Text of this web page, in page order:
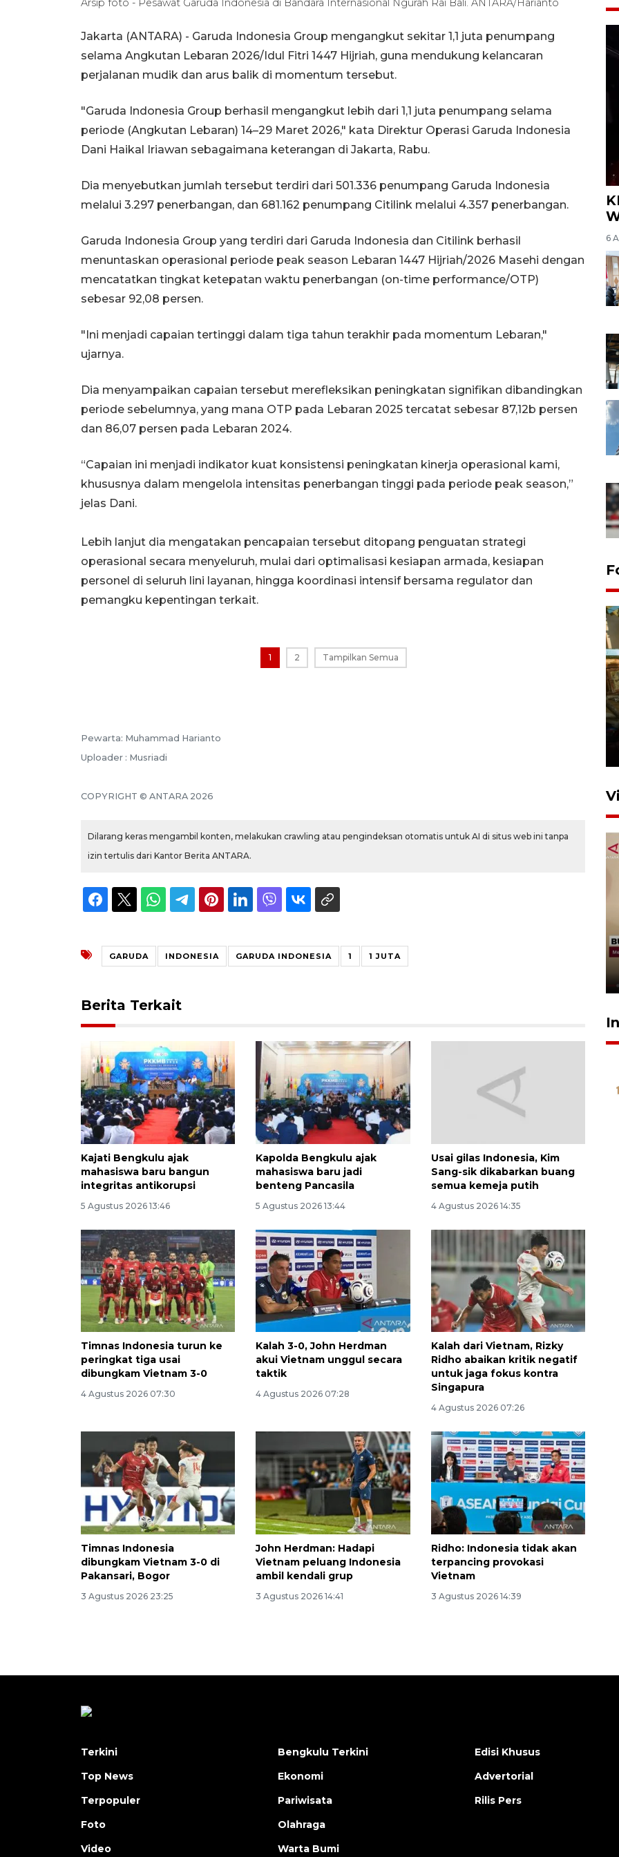
Arsip foto - Pesawat Garuda Indonesia di Bandara Internasional Ngurah Rai Bali. ANTARA/Harianto
Jakarta (ANTARA) - Garuda Indonesia Group mengangkut sekitar 1,1 juta penumpang
selama Angkutan Lebaran 2026/Idul Fitri 1447 Hijriah, guna mendukung kelancaran
perjalanan mudik dan arus balik di momentum tersebut.
"Garuda Indonesia Group berhasil mengangkut lebih dari 1,1 juta penumpang selama
periode (Angkutan Lebaran) 14–29 Maret 2026," kata Direktur Operasi Garuda Indonesia
Dani Haikal Iriawan sebagaimana keterangan di Jakarta, Rabu.
Dia menyebutkan jumlah tersebut terdiri dari 501.336 penumpang Garuda Indonesia
melalui 3.297 penerbangan, dan 681.162 penumpang Citilink melalui 4.357 penerbangan.
Garuda Indonesia Group yang terdiri dari Garuda Indonesia dan Citilink berhasil
menuntaskan operasional periode peak season Lebaran 1447 Hijriah/2026 Masehi dengan
mencatatkan tingkat ketepatan waktu penerbangan (on-time performance/OTP)
sebesar 92,08 persen.
"Ini menjadi capaian tertinggi dalam tiga tahun terakhir pada momentum Lebaran,"
ujarnya.
Dia menyampaikan capaian tersebut merefleksikan peningkatan signifikan dibandingkan
periode sebelumnya, yang mana OTP pada Lebaran 2025 tercatat sebesar 87,12b persen
dan 86,07 persen pada Lebaran 2024.
“Capaian ini menjadi indikator kuat konsistensi peningkatan kinerja operasional kami,
khususnya dalam mengelola intensitas penerbangan tinggi pada periode peak season,”
jelas Dani.
Lebih lanjut dia mengatakan pencapaian tersebut ditopang penguatan strategi
operasional secara menyeluruh, mulai dari optimalisasi kesiapan armada, kesiapan
personel di seluruh lini layanan, hingga koordinasi intensif bersama regulator dan
pemangku kepentingan terkait.
1 2 Tampilkan Semua
Pewarta: Muhammad Harianto
Uploader : Musriadi
COPYRIGHT © ANTARA 2026
Dilarang keras mengambil konten, melakukan crawling atau pengindeksan otomatis untuk AI di situs web ini tanpa
izin tertulis dari Kantor Berita ANTARA.
GARUDA INDONESIA GARUDA INDONESIA 1 1 JUTA
Berita Terkait
Kajati Bengkulu ajak
mahasiswa baru bangun
integritas antikorupsi
5 Agustus 2026 13:46
Kapolda Bengkulu ajak
mahasiswa baru jadi
benteng Pancasila
5 Agustus 2026 13:44
Usai gilas Indonesia, Kim
Sang-sik dikabarkan buang
semua kemeja putih
4 Agustus 2026 14:35
Timnas Indonesia turun ke
peringkat tiga usai
dibungkam Vietnam 3-0
4 Agustus 2026 07:30
Kalah 3-0, John Herdman
akui Vietnam unggul secara
taktik
4 Agustus 2026 07:28
Kalah dari Vietnam, Rizky
Ridho abaikan kritik negatif
untuk jaga fokus kontra
Singapura
4 Agustus 2026 07:26
Timnas Indonesia
dibungkam Vietnam 3-0 di
Pakansari, Bogor
3 Agustus 2026 23:25
John Herdman: Hadapi
Vietnam peluang Indonesia
ambil kendali grup
3 Agustus 2026 14:41
Ridho: Indonesia tidak akan
terpancing provokasi
Vietnam
3 Agustus 2026 14:39
6
rampung - VIDEO
Vaksin HPV untuk siswa laki-
laki
2026-08-06 06:30:00
Terkini
Top News
Terpopuler
Foto
Video
Bengkulu Terkini
Ekonomi
Pariwisata
Olahraga
Warta Bumi
Edisi Khusus
Advertorial
Rilis Pers